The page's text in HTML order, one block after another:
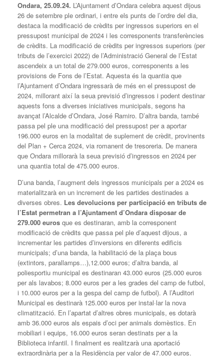
Ondara, 25.09.24. L’Ajuntament d’Ondara celebra aquest dijous
26 de setembre ple ordinari, i entre els punts de l’ordre del dia,
destaca la modificació de crèdits per ingressos superiors en el
pressupost municipal de 2024 i les corresponents transferències
de crèdits. La modificació de crèdits per ingressos superiors (per
tributs de l’exercici 2022) de l’Administració General de l’Estat
ascendeix a un total de 279.000 euros, corresponents a les
provisions de Fons de l’Estat. Aquesta és la quantia que
l’Ajuntament d’Ondara ingressarà de més en el pressupost de
2024, millorant així la seua previsió d’ingressos i podent destinar
aquests fons a diverses iniciatives municipals, segons ha
avançat l’Alcalde d’Ondara, José Ramiro. D’altra banda, també
passa pel ple una modificació del pressupost per a aportar
196.000 euros en la modalitat de suplement de crèdit, provinents
del Plan + Cerca 2024, via romanent de tresoreria. De manera
que Ondara millorarà la seua previsió d’ingressos en 2024 per
una quantia total de 475.000 euros.
D’una banda, l’augment dels ingressos municipals per a 2024 es
materialitzarà en un increment de les partides destinades a
diverses obres. Les devolucions per participació en tributs de
l’Estat permetran a l’Ajuntament d’Ondara disposar de
279.000 euros que es destinaran, amb la corresponent
modificació de crèdits que passa pel ple d’aquest dijous, a
incrementar les partides d’inversions en diferents edificis
municipals; d’una banda, la habilitació de la plaça bous
(extintors, parallamps…),12.000 euros; d’altra banda, al
poliesportiu municipal es destinaran 43.000 euros (25.000 euros
per als lavabos; 8.000 euros per a les grades del camp de futbol,
i 10.000 euros per a la gespa del camp de futbol). A l’Auditori
Municipal es destinarà 125.000 euros per instal·lar la nova
climatització. En l’apartat d’altres obres municipals, es dotarà
amb 36.000 euros als espais d’oci per animals domèstics. En
mobiliari i equips, 16.000 euros seran destinats per a la
Biblioteca infantil. I finalment es realitzarà una aportació
extraordinària per a la Residència per valor de 47.000 euros.